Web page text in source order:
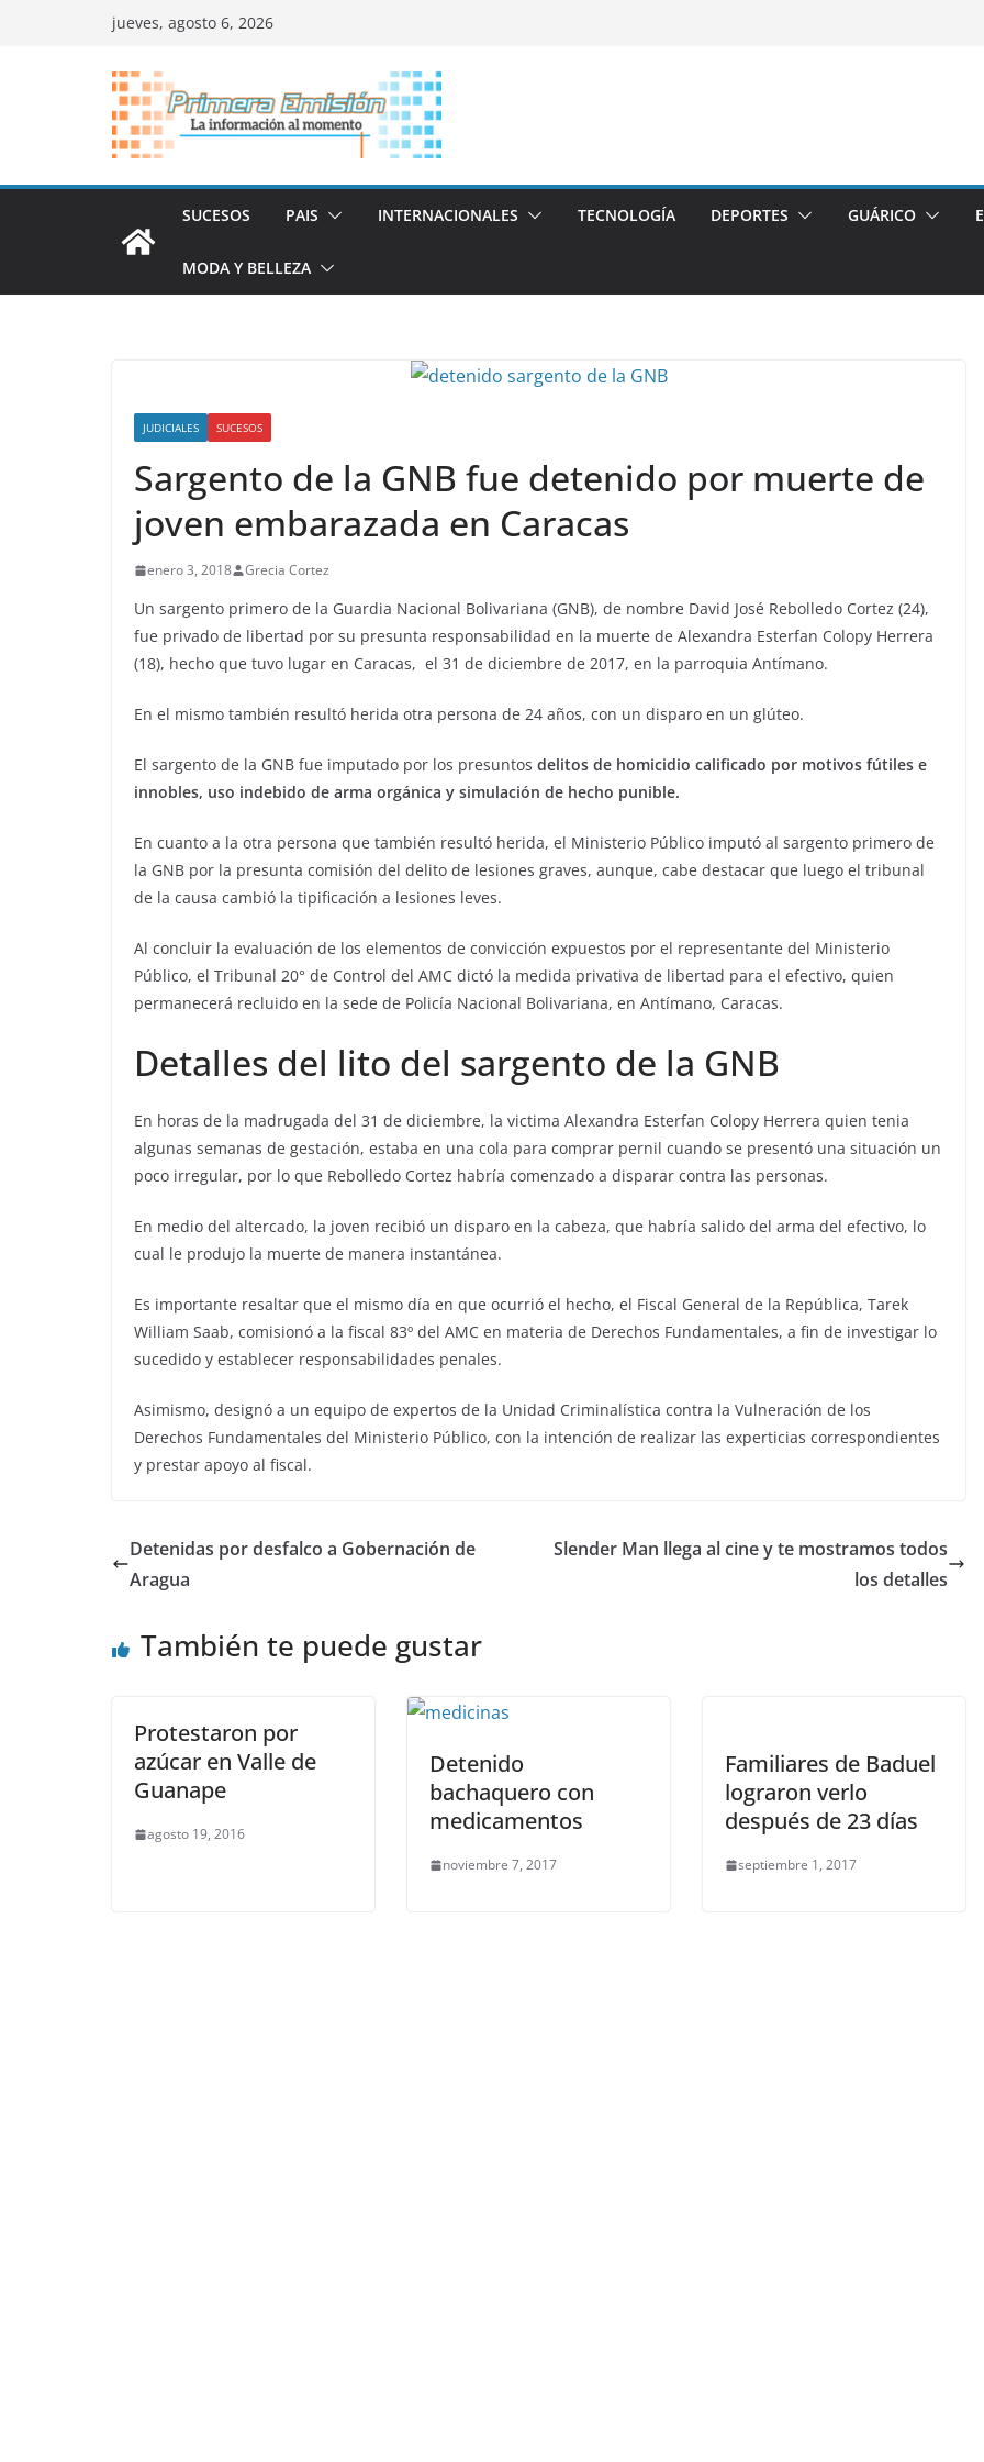
jueves, agosto 6, 2026
SUCESOS PAIS INTERNACIONALES TECNOLOGÍA DEPORTES GUÁRICO
MODA Y BELLEZA
JUDICIALES SUCESOS
Sargento de la GNB fue detenido por muerte de
joven embarazada en Caracas
enero 3, 2018 Grecia Cortez
Un sargento primero de la Guardia Nacional Bolivariana (GNB), de nombre David José Rebolledo Cortez (24),
fue privado de libertad por su presunta responsabilidad en la muerte de Alexandra Esterfan Colopy Herrera
(18), hecho que tuvo lugar en Caracas, el 31 de diciembre de 2017, en la parroquia Antímano.
En el mismo también resultó herida otra persona de 24 años, con un disparo en un glúteo.
El sargento de la GNB fue imputado por los presuntos delitos de homicidio calificado por motivos fútiles e
innobles, uso indebido de arma orgánica y simulación de hecho punible.
En cuanto a la otra persona que también resultó herida, el Ministerio Público imputó al sargento primero de
la GNB por la presunta comisión del delito de lesiones graves, aunque, cabe destacar que luego el tribunal
de la causa cambió la tipificación a lesiones leves.
Al concluir la evaluación de los elementos de convicción expuestos por el representante del Ministerio
Público, el Tribunal 20° de Control del AMC dictó la medida privativa de libertad para el efectivo, quien
permanecerá recluido en la sede de Policía Nacional Bolivariana, en Antímano, Caracas.
Detalles del lito del sargento de la GNB
En horas de la madrugada del 31 de diciembre, la victima Alexandra Esterfan Colopy Herrera quien tenia
algunas semanas de gestación, estaba en una cola para comprar pernil cuando se presentó una situación un
poco irregular, por lo que Rebolledo Cortez habría comenzado a disparar contra las personas.
En medio del altercado, la joven recibió un disparo en la cabeza, que habría salido del arma del efectivo, lo
cual le produjo la muerte de manera instantánea.
Es importante resaltar que el mismo día en que ocurrió el hecho, el Fiscal General de la República, Tarek
William Saab, comisionó a la fiscal 83º del AMC en materia de Derechos Fundamentales, a fin de investigar lo
sucedido y establecer responsabilidades penales.
Asimismo, designó a un equipo de expertos de la Unidad Criminalística contra la Vulneración de los
Derechos Fundamentales del Ministerio Público, con la intención de realizar las experticias correspondientes
y prestar apoyo al fiscal.
Detenidas por desfalco a Gobernación de
Aragua
Slender Man llega al cine y te mostramos todos
los detalles
También te puede gustar
Protestaron por
azúcar en Valle de
Guanape
agosto 19, 2016
Detenido
bachaquero con
medicamentos
noviembre 7, 2017
Familiares de Baduel
lograron verlo
después de 23 días
septiembre 1, 2017
Ibiza las mejores
enero 11, 2023 Sophia
ENTRETENIMIENTO Y CURIOSIDADES
Libros
diamantes